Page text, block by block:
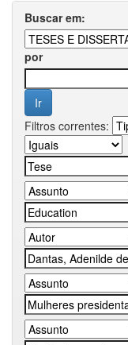
Buscar em:
por
Filtros correntes: